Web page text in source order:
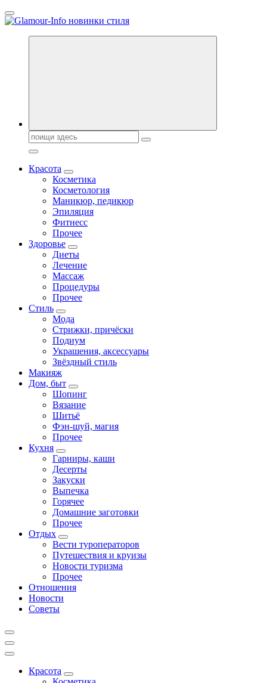
Перейти
к
Секреты молодости, красоты и долголетия. Гламурный журнал
Поиск:
Красота
Косметика
Косметология
Маникюр, педикюр
Эпиляция
Фитнесс
Прочее
Здоровье
Диеты
Лечение
Массаж
Процедуры
Прочее
Стиль
Мода
Стрижки, причёски
Подиум
Украшения, аксессуары
Звёздный стиль
Макияж
Дом, быт
Шопинг
Вязание
Шитьё
Фэн-шуй, магия
Прочее
Кухня
Гарниры, каши
Десерты
Закуски
Выпечка
Горячее
Домашние заготовки
Прочее
Отдых
Вести туроператоров
Путешествия и круизы
Новости туризма
Прочее
Отношения
Новости
Советы
Красота